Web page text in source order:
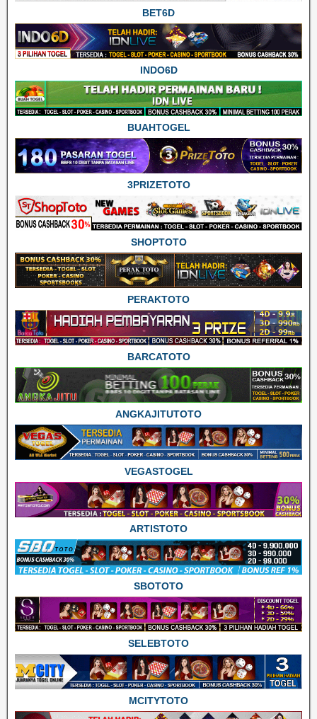
BET6D
INDO6D
BUAHTOGEL
3PRIZETOTO
SHOPTOTO
PERAKTOTO
BARCATOTO
ANGKAJITUTOTO
VEGASTOGEL
ARTISTOTO
SBOTOTO
SELEBTOTO
MCITYTOTO